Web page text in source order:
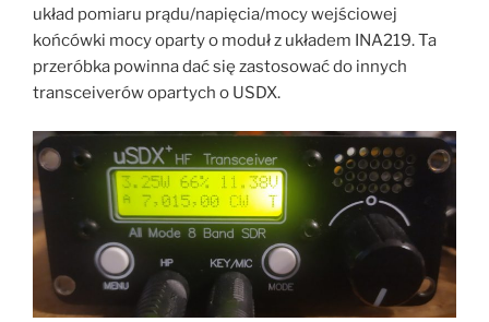
układ pomiaru prądu/napięcia/mocy wejściowej
końcówki mocy oparty o moduł z układem INA219. Ta
przeróbka powinna dać się zastosować do innych
transceiverów opartych o USDX.